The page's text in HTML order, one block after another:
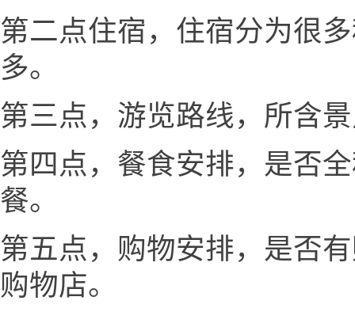
第二点住宿，住宿分为很
多。
第三点，游览路线，所含
第四点，餐食安排，是否
餐。
第五点，购物安排，是否
购物店。